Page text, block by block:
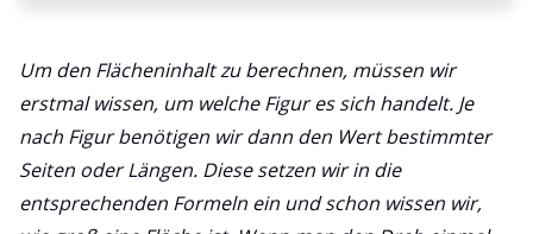
Um den Flächeninhalt zu berechnen, müssen wir
erstmal wissen, um welche Figur es sich handelt. Je
nach Figur benötigen wir dann den Wert bestimmter
Seiten oder Längen. Diese setzen wir in die
entsprechenden Formeln ein und schon wissen wir,